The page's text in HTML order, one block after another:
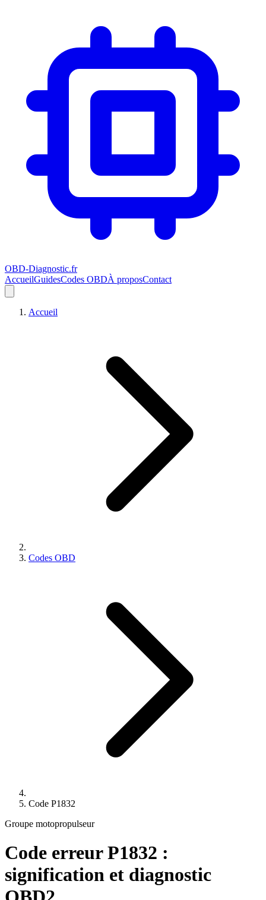
OBD-Diagnostic.fr
AccueilGuidesCodes OBDÀ proposContact
Accueil
Codes OBD
Code P1832
Groupe motopropulseur
Code erreurP1832 :
signification et diagnostic